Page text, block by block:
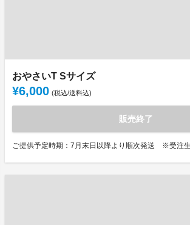
おやさいT Sサイズ
¥6,000 (税込/送料込)
販売終了
ご提供予定時期：7月末日以降より順次発送 ※受注